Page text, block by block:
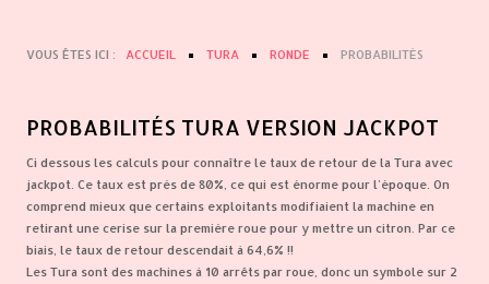
VOUS ÊTES ICI : ACCUEIL TURA RONDE PROBABILITÉS
PROBABILITÉS TURA VERSION JACKPOT
Ci dessous les calculs pour connaître le taux de retour de la Tura avec
jackpot. Ce taux est près de 80%, ce qui est énorme pour l'époque. On
comprend mieux que certains exploitants modifiaient la machine en
retirant une cerise sur la première roue pour y mettre un citron. Par ce
biais, le taux de retour descendait à 64,6% !!
Les Tura sont des machines à 10 arrêts par roue, donc un symbole sur 2